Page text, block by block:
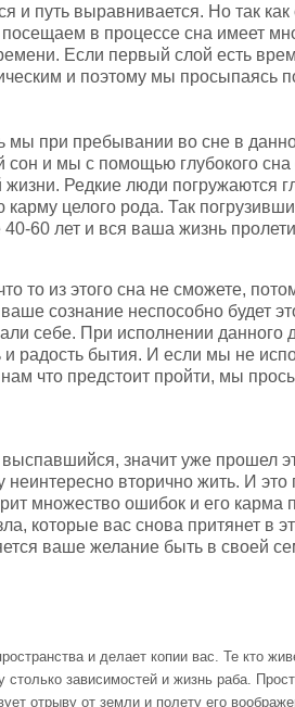
и путь выравнивается. Но так
в процессе сна имеет
Если первый слой есть
и поэтому мы просыпаясь
мы при пребывании во сне в
и мы с помощью глубокого
Редкие люди погружаются
целого рода. Так
60 лет и вся ваша жизнь
то из этого сна не сможете,
сознание неспособно будет
себе. При исполнении данного
и радость бытия. И если мы не
что предстоит пройти, мы
значит уже прошел
неинтересно вторично жить. И это
множество ошибок и его карма
которые вас снова притянет в
ваше желание быть в своей
и делает копии вас. Те кто
столько зависимостей и жизнь раба.
отрыву от земли и полету его